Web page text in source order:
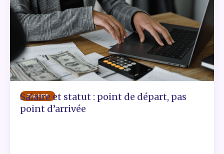
SALAIRE
Salaire et statut : point de départ, pas
point d’arrivée